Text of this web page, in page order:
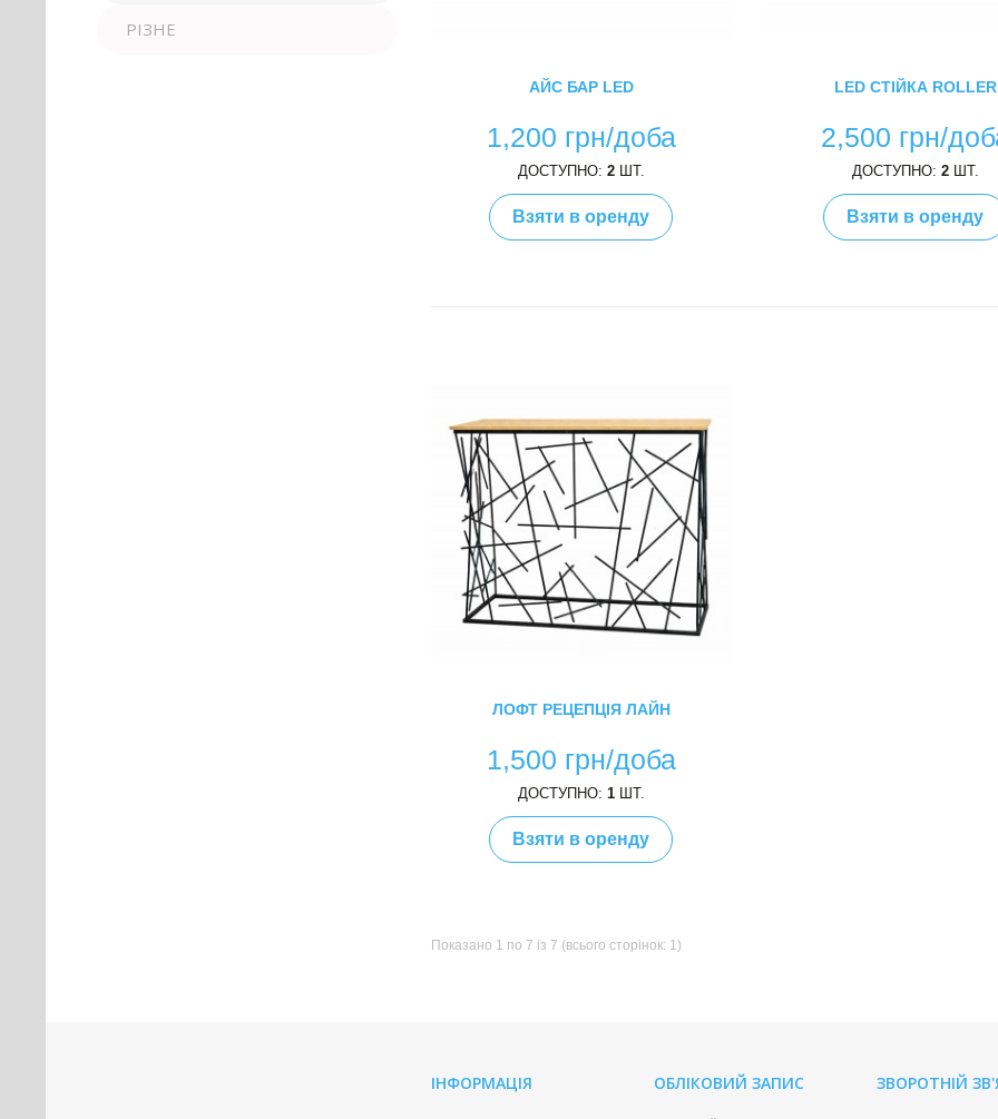
АЙС БАР LED
1,200 грн/доба
ДОСТУПНО: 2ШТ.
Взяти в оренду
LED СТІЙКА ROLLER
2,500 грн/
ДОСТУПНО: 2ШТ.
Взяти в оренду
ЛОФТ РЕЦЕПЦІЯ ЛАЙН
1,500 грн/доба
ДОСТУПНО: 1ШТ.
Взяти в оренду
Показано 1 по 7 із 7 (всього сторінок: 1)
РІЗНЕ
ІНФОРМАЦІЯ ОБЛІКОВИЙ ЗАПИС ЗВОРОТНІЙ